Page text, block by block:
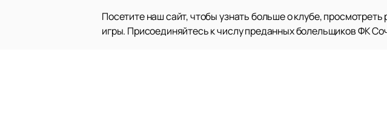
Посетите наш сайт, чтобы узнать больше о клубе,
игры. Присоединяйтесь к числу преданных болельщиков ФК